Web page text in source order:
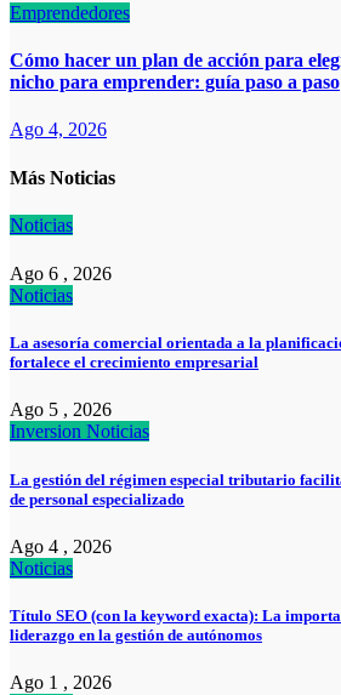
Emprendedores
Cómo hacer un plan de acción para
nicho para emprender: guía paso a paso
Ago 4, 2026
Más Noticias
Noticias
Ago 6 , 2026
Noticias
La asesoría comercial orientada a la
fortalece el crecimiento empresarial
Ago 5 , 2026
Inversion Noticias
La gestión del régimen especial tributario
de personal especializado
Ago 4 , 2026
Noticias
Título SEO (con la keyword exacta): La
liderazgo en la gestión de autónomos
Ago 1 , 2026